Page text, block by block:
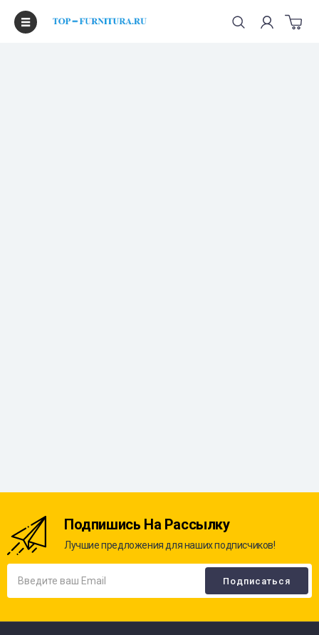
Подпишись На Рассылку
Лучшие предложения для наших подписчиков!